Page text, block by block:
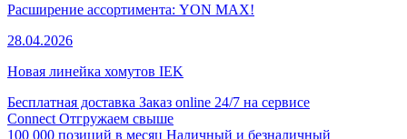
Расширение ассортимента: YON MAX!
28.04.2026
Новая линейка хомутов IEK
Бесплатная доставка Заказ online 24/7 на сервисе
Connect Отгружаем свыше
100 000 позиций в месяц Наличный и безналичный